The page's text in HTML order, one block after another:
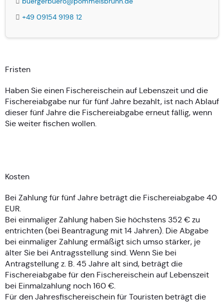
+49 09154 9198 12
Fristen
Haben Sie einen Fischereischein auf Lebenszeit und die
Fischereiabgabe nur für fünf Jahre bezahlt, ist nach Ablauf
dieser fünf Jahre die Fischereiabgabe erneut fällig, wenn
Sie weiter fischen wollen.
Kosten
Bei Zahlung für fünf Jahre beträgt die Fischereiabgabe 40
EUR.
Bei einmaliger Zahlung haben Sie höchstens 352 € zu
entrichten (bei Beantragung mit 14 Jahren). Die Abgabe
bei einmaliger Zahlung ermäßigt sich umso stärker, je
älter Sie bei Antragsstellung sind. Wenn Sie bei
Antragstellung z. B. 45 Jahre alt sind, beträgt die
Fischereiabgabe für den Fischereischein auf Lebenszeit
bei Einmalzahlung noch 160 €.
Für den Jahresfischereischein für Touristen beträgt die